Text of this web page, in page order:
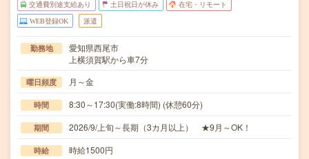
交通費別途支給あり 土日祝日が休み 在宅・リモート
WEB登録OK 派遣
勤務地
愛知県西尾市
上横須賀駅から車7分
曜日頻度 月～金
時間 8:30～17:30(実働:8時間) (休憩60分)
期間 2026/9/上旬～長期（3カ月以上） ★9月～OK！
時給 時給1500円